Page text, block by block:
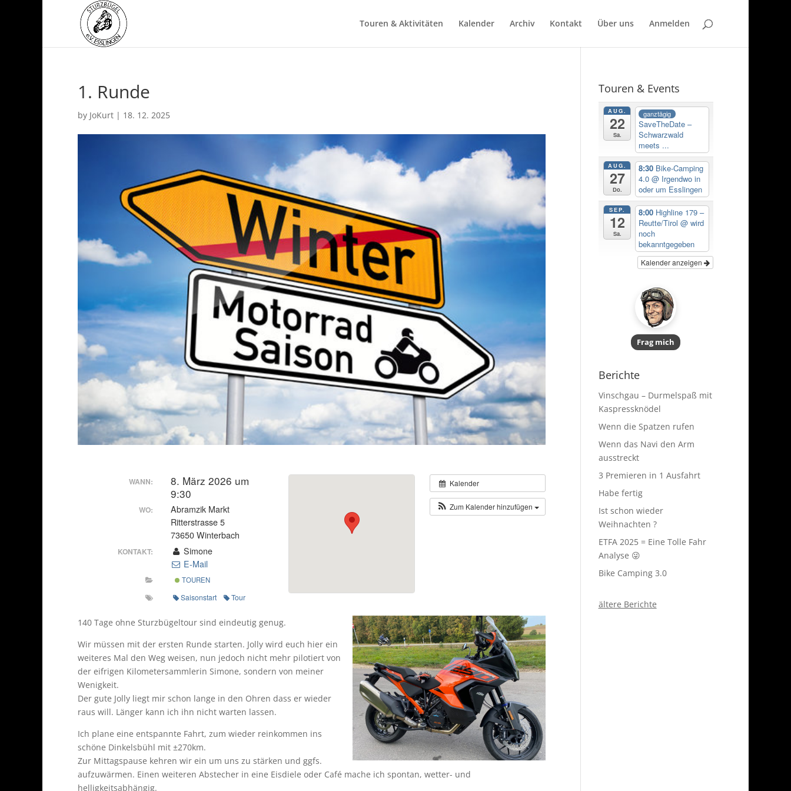
Touren & Aktivitäten Kalender Archiv Kontakt Über uns Anmelden
1. Runde
by JoKurt | 18. 12. 2025
Kalender
Zum Kalender hinzufügen
WANN:
8. März 2026 um
9:30
WO:
Abramzik Markt
Ritterstrasse 5
73650 Winterbach
KONTAKT:
Simone
E-Mail
TOUREN
Saisonstart Tour
140 Tage ohne Sturzbügeltour sind eindeutig genug.
Wir müssen mit der ersten Runde starten. Jolly wird euch hier ein
weiteres Mal den Weg weisen, nun jedoch nicht mehr pilotiert von
der eifrigen Kilometersammlerin Simone, sondern von meiner
Wenigkeit.
Der gute Jolly liegt mir schon lange in den Ohren dass er wieder
raus will. Länger kann ich ihn nicht warten lassen.
Ich plane eine entspannte Fahrt, zum wieder reinkommen ins
schöne Dinkelsbühl mit ±270km.
Zur Mittagspause kehren wir ein um uns zu stärken und ggfs.
aufzuwärmen. Einen weiteren Abstecher in eine Eisdiele oder Café mache ich spontan, wetter- und
helligkeitsabhängig.
Touren & Events
AUG.
22
Sa.
ganztägig
SaveTheDate –
Schwarzwald
meets ...
AUG.
27
Do.
8:30 Bike-Camping
4.0@ Irgendwo in
oder um Esslingen
SEP.
12
Sa.
8:00 Highline 179 –
Reutte/Tirol@ wird
noch
bekanntgegeben
Kalender anzeigen
Frag mich
Berichte
Vinschgau – Durmelspaß mit
Kaspressknödel
Wenn die Spatzen rufen
Wenn das Navi den Arm
ausstreckt
3 Premieren in 1 Ausfahrt
Habe fertig
Ist schon wieder
Weihnachten ?
ETFA 2025 = Eine Tolle Fahr
Analyse 😜
Bike Camping 3.0
ältere Berichte